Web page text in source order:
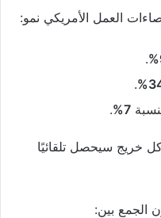
.
.
7%
.
خريج سيحصل تلقائيًا
الجمع بين: